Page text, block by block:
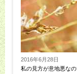
2016年6月28日
私の見方が意地悪なの